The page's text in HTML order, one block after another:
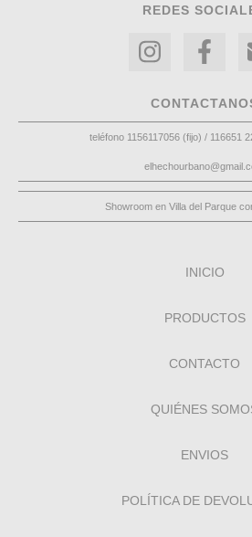
REDES
teléfono 1156117056 (fijo) / 116651
Showroom en Villa del Parque
INICIO
PRODUCTOS
CONTACTO
QUIÉNES
ENVIOS
POLÍTICA DE